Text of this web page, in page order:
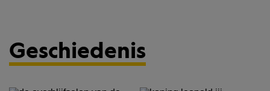
Geschiedenis